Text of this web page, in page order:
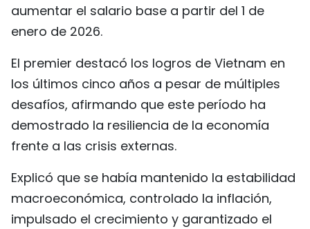
aumentar el salario base a partir del 1 de
enero de 2026.
El premier destacó los logros de Vietnam en
los últimos cinco años a pesar de múltiples
desafíos, afirmando que este período ha
demostrado la resiliencia de la economía
frente a las crisis externas.
Explicó que se había mantenido la estabilidad
macroeconómica, controlado la inflación,
impulsado el crecimiento y garantizado el